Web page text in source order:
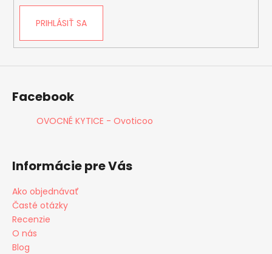
PRIHLÁSIŤ SA
Facebook
OVOCNÉ KYTICE - Ovoticoo
Informácie pre Vás
Ako objednávať
Časté otázky
Recenzie
O nás
Blog